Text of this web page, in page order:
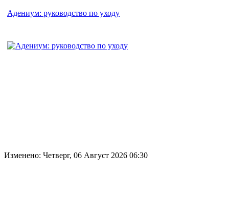
Адениум: руководство по уходу
Изменено: Четверг, 06 Август 2026 06:30